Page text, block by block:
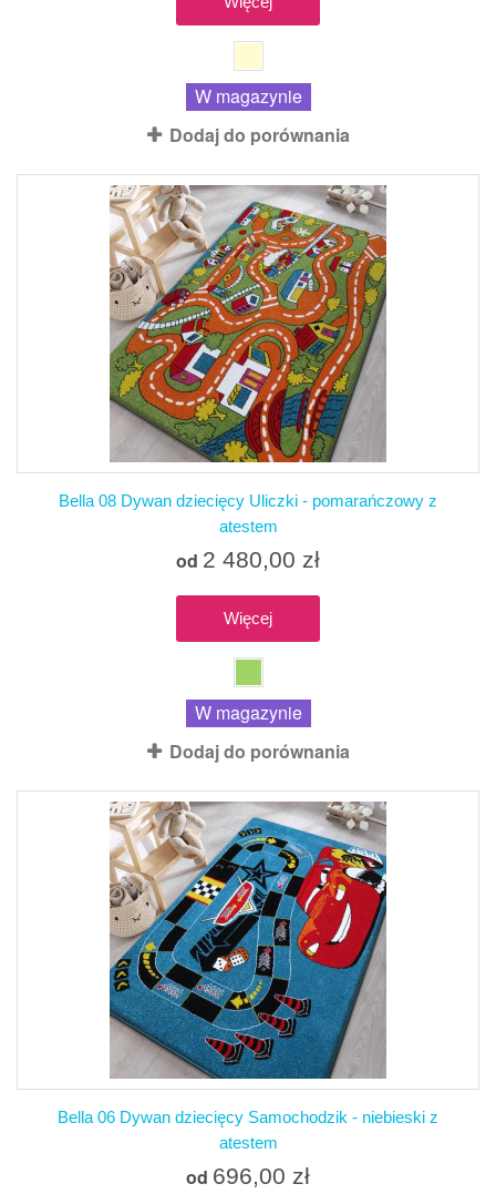
W magazynie
Dodaj do porównania
Bella 08 Dywan dziecięcy Uliczki - pomarańczowy z
atestem
od 2 480,00 zł
Więcej
W magazynie
Dodaj do porównania
Bella 06 Dywan dziecięcy Samochodzik - niebieski z
atestem
od 696,00 zł